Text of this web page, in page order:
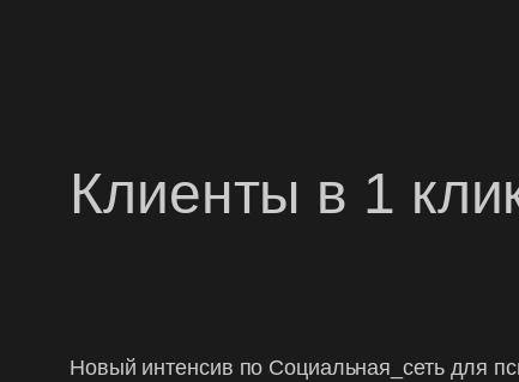
Клиенты в 1
Новый интенсив по Социальная_сеть для